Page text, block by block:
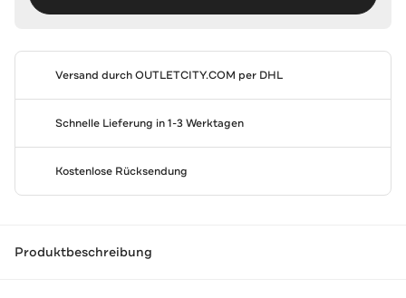
Versand durchOUTLETCITY.COM per DHL
Schnelle Lieferung in 1-3 Werktagen
Kostenlose Rücksendung
Produktbeschreibung